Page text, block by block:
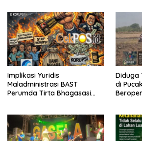
Implikasi Yuridis
Maladministrasi BAST
Perumda Tirta Bhagasasi
Negara (KTUN)
Diduga
di